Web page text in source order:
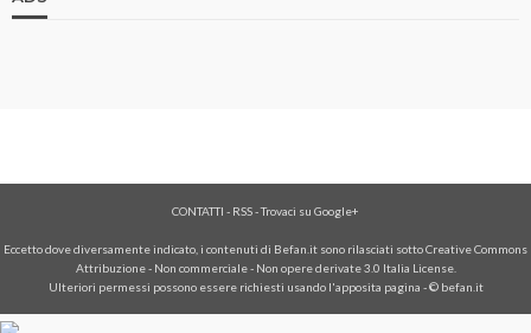
CONTATTI - RSS-Trovaci su Google+
Eccetto dove diversamente indicato, i contenuti di Befan.it sono rilasciati sotto Creative Commons
Attribuzione - Non commerciale - Non opere derivate 3.0 Italia License.
Ulteriori permessi possono essere richiesti usando l'apposita pagina - © befan.it